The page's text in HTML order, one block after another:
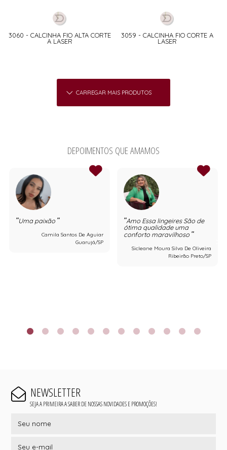
3060 - CALCINHA FIO ALTA CORTE
A LASER
3059 - CALCINHA FIO CORTE A
LASER
CARREGAR MAIS PRODUTOS
DEPOIMENTOS QUE AMAMOS
Uma paixão
Camila Santos De Aguiar
Guarujá/SP
Amo Essa lingeires São de
ótima qualidade uma
conforto maravilhoso
Sicleane Moura Silva De Oliveira
Ribeirão Preto/SP
NEWSLETTER
SEJA A PRIMEIRA A SABER DE NOSSAS NOVIDADES E PROMOÇÕES!